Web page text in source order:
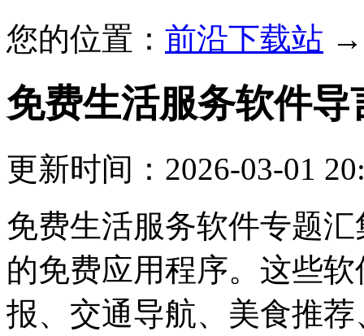
您的位置： 前沿下载站
免费生活服务软件导
更新时间：2026-03-01
免费生活服务软件专题
的免费应用程序。这些
报、交通导航、美食推